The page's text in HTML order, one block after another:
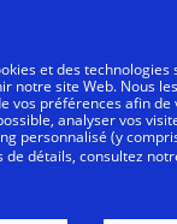
de confiance
numériques
et des
notre site Web. Nous
vos préférences afin
analyser vos
personnalisé (y
de détails, consultez